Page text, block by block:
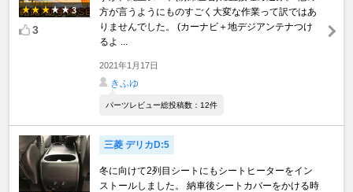
3
3
方が言うようにものすごく大変な作業って訳ではあ
りませんでした。 (カーナビ＋地デジアンテナつけ
るよ ...
2021年1月17日
きふゆ
パーツレビュー総投稿数：12件
三菱 デリカD:5
冬に向けて2列目シートにもシートヒーターをイン
ストールしました。 納車後シートカバーをかける時